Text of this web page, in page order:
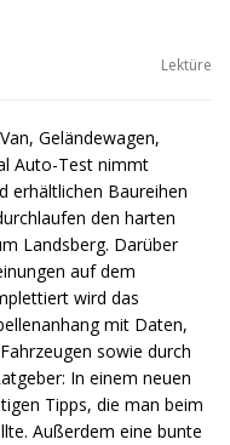
Lektüre
Geländewagen,
Auto-Test nimmt
erhältlichen Baureihen
den harten
Landsberg. Darüber
auf dem
wird das
mit Daten,
sowie durch
In einem neuen
Tipps, die man beim
Außerdem eine bunte